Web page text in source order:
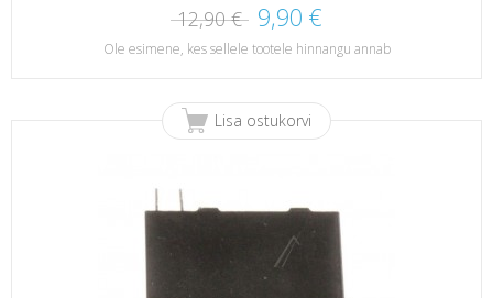
12,90 € 9,90 €
Ole esimene, kes sellele tootele hinnangu annab
Lisa ostukorvi